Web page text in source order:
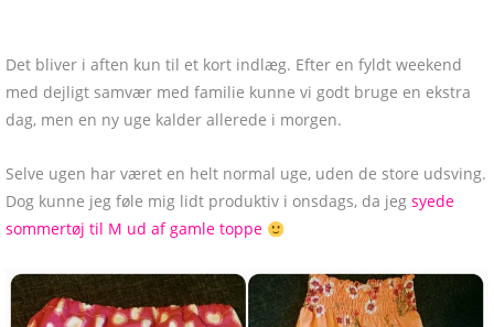
Det bliver i aften kun til et kort indlæg. Efter en fyldt weekend
med dejligt samvær med familie kunne vi godt bruge en ekstra
dag, men en ny uge kalder allerede i morgen.
Selve ugen har været en helt normal uge, uden de store udsving.
Dog kunne jeg føle mig lidt produktiv i onsdags, da jeg syede
sommertøj til M ud af gamle toppe